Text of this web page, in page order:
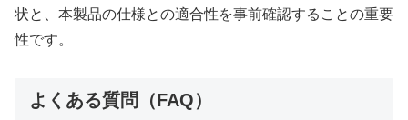
状と、本製品の仕様との適合性を事前確認することの重要
性です。
よくある質問（FAQ）